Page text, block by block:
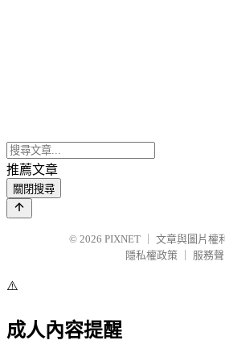
推薦文章
關閉搜尋
© 2026 PIXNET
文章與圖片權
隱私權政策
服務
⚠️
成人內容提醒